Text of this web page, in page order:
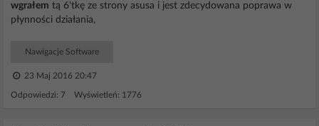
wgrałem tą 6'tkę ze strony asusa i jest zdecydowana poprawa w
płynności działania,
Nawigacje Software
23 Maj 2016 20:47
Odpowiedzi: 7 Wyświetleń: 1776